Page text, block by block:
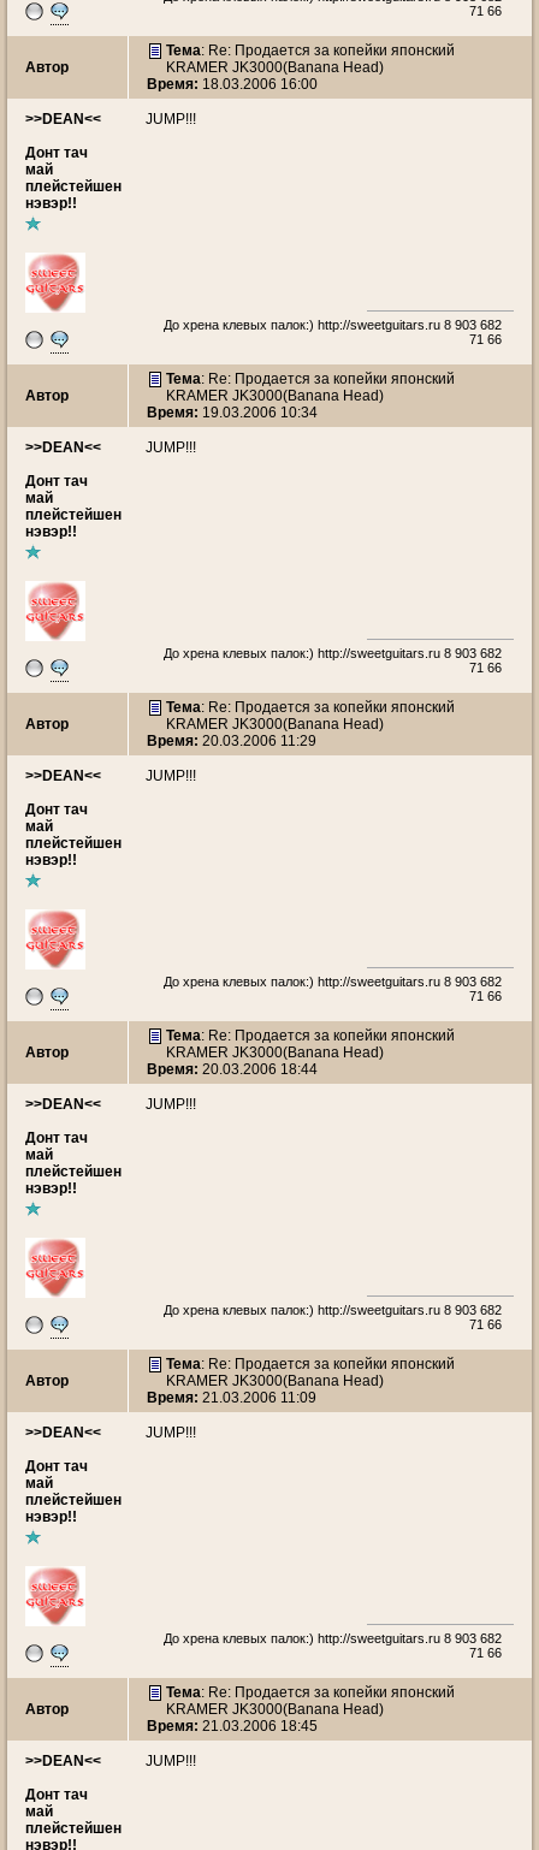
71 66
Автор
Тема: Re: Продается за копейки японский
KRAMER JK3000(Banana Head)
Время: 18.03.2006 16:00
>>DEAN<<
Донт тач
май
плейстейшен
нэвэр!!
JUMP!!!
До хрена клевых палок:) http://sweetguitars.ru 8 903 682
71 66
Автор
Тема: Re: Продается за копейки японский
KRAMER JK3000(Banana Head)
Время: 19.03.2006 10:34
>>DEAN<<
Донт тач
май
плейстейшен
нэвэр!!
JUMP!!!
До хрена клевых палок:) http://sweetguitars.ru 8 903 682
71 66
Автор
Тема: Re: Продается за копейки японский
KRAMER JK3000(Banana Head)
Время: 20.03.2006 11:29
>>DEAN<<
Донт тач
май
плейстейшен
нэвэр!!
JUMP!!!
До хрена клевых палок:) http://sweetguitars.ru 8 903 682
71 66
Автор
Тема: Re: Продается за копейки японский
KRAMER JK3000(Banana Head)
Время: 20.03.2006 18:44
>>DEAN<<
Донт тач
май
плейстейшен
нэвэр!!
JUMP!!!
До хрена клевых палок:) http://sweetguitars.ru 8 903 682
71 66
Автор
Тема: Re: Продается за копейки японский
KRAMER JK3000(Banana Head)
Время: 21.03.2006 11:09
>>DEAN<<
Донт тач
май
плейстейшен
нэвэр!!
JUMP!!!
До хрена клевых палок:) http://sweetguitars.ru 8 903 682
71 66
Автор
Тема: Re: Продается за копейки японский
KRAMER JK3000(Banana Head)
Время: 21.03.2006 18:45
>>DEAN<<
Донт тач
май
плейстейшен
нэвэр!!
JUMP!!!